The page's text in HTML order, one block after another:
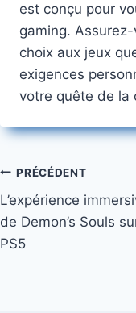
est conçu pour
gaming.
choix aux jeux
exigences
votre quête de la
Navigation
de
l’article
PRÉCÉDENT
L’expérience
de Demon’s Souls
PS5